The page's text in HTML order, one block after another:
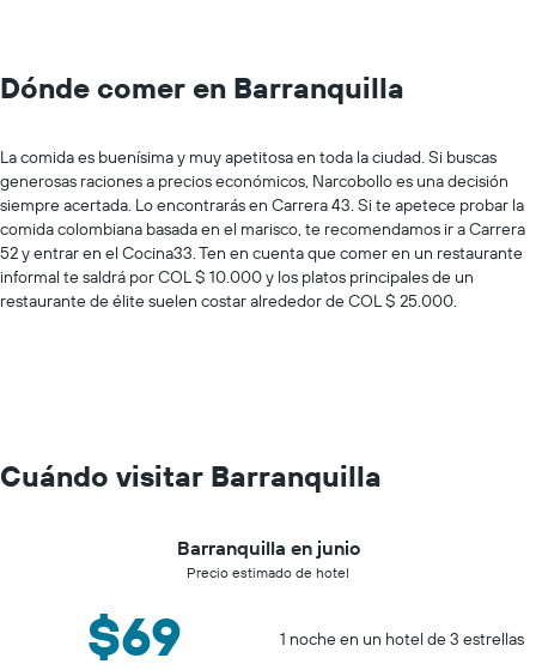
Dónde comer en Barranquilla
La comida es buenísima y muy apetitosa en toda la ciudad. Si buscas
generosas raciones a precios económicos, Narcobollo es una decisión
siempre acertada. Lo encontrarás en Carrera 43. Si te apetece probar la
comida colombiana basada en el marisco, te recomendamos ir a Carrera
52 y entrar en el Cocina33. Ten en cuenta que comer en un restaurante
informal te saldrá por COL $ 10.000 y los platos principales de un
restaurante de élite suelen costar alrededor de COL $ 25.000.
Cuándo visitar Barranquilla
Barranquilla en junio
Precio estimado de hotel
$69 1 noche en un hotel de 3 estrellas